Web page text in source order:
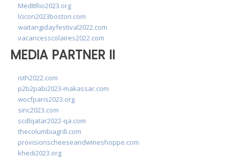
MedItRio2023.org
lcicon2023boston.com
waitangidayfestival2022.com
vacancesscolaires2022.com
MEDIA PARTNER II
isth2022.com
p2b2pabi2023-makassar.com
wocfparis2023.org
sinc2023.com
scdlqatar2022-qa.com
thecolumbiagrill.com
provisionscheeseandwineshoppe.com
khedi2023.org